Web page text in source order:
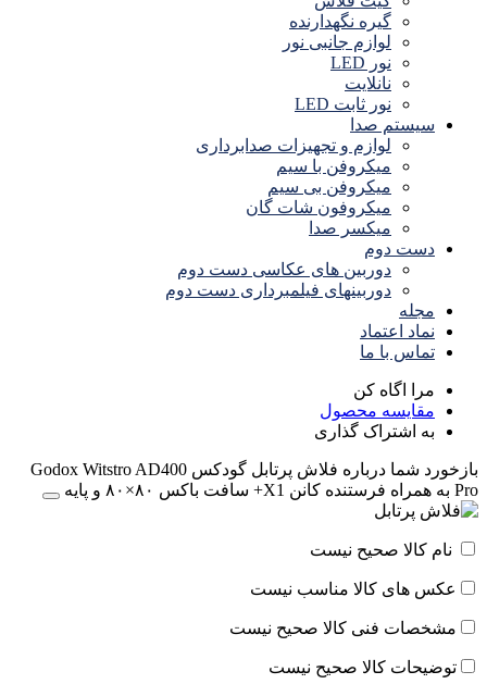
گیره نگهدارنده
لوازم جانبی نور
نور LED
نانلایت
نور ثابت LED
سیستم صدا
لوازم و تجهیزات صدابرداری
میکروفن با سیم
میکروفن بی سیم
میکروفون شات گان
میکسر صدا
دست دوم
دوربین های عکاسی دست دوم
دوربینهای فیلمبرداری دست دوم
مجله
نماد اعتماد
تماس با ما
مرا اگاه کن
مقایسه محصول
به اشتراک گذاری
بازخورد شما درباره فلاش پرتابل گودکس Godox Witstro AD400
Pro به همراه فرستنده کانن X1+ سافت باکس ۸۰×۸۰ و پایه
نام کالا صحیح نیست
عکس های کالا مناسب نیست
مشخصات فنی کالا صحیح نیست
توضیحات کالا صحیح نیست